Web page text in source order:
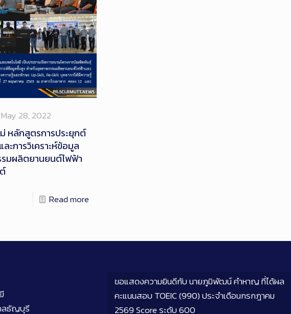
May 28, 2022
หลักสูตรการประยุกต์
ะการวิเคราะห์ข้อมูล
มผลิตยานยนต์ไฟฟ้า
Read more
ลธัญบุรี
ขอแสดงความยินดีกับ นายภูมิพัฒน์ คำหาญ ที่ได้ผล
คะแนนสอบ TOEIC (990) ประจำเดือนกรกฎาคม
2569 Score ระดับ 600